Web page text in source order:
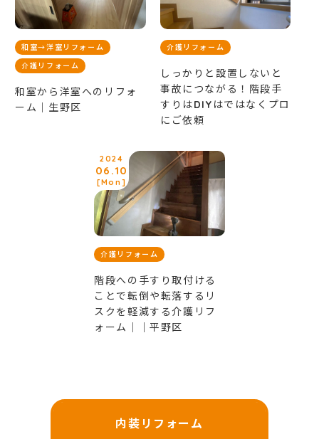
和室→洋室リフォーム
介護リフォーム
和室から洋室へのリフォ
ーム｜生野区
介護リフォーム
しっかりと設置しないと
事故につながる！階段手
すりはDIYはではなくプロ
にご依頼
2024
06.10
[Mon]
介護リフォーム
階段への手すり取付ける
ことで転倒や転落するリ
スクを軽減する介護リフ
ォーム｜｜平野区
内装リフォーム